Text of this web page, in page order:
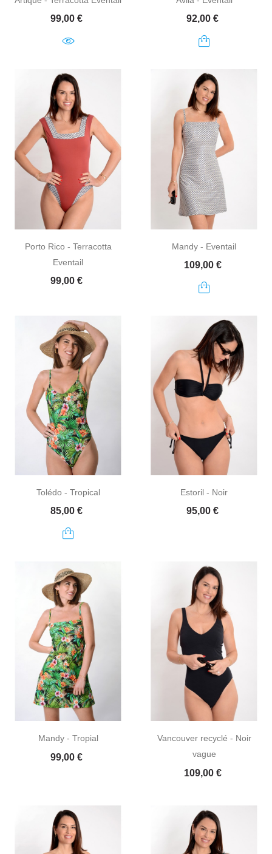
Prix
99,00 € Prix
92,00 €
Porto Rico - Terracotta
Eventail
Prix
99,00 €
Mandy - Eventail
Prix
109,00 €
Tolédo - Tropical
Prix
85,00 €
Estoril - Noir
Prix
95,00 €
Mandy - Tropial
Prix
99,00 €
Vancouver recyclé - Noir
vague
Prix
109,00 €